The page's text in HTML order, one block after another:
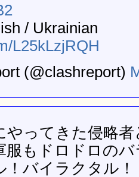
/ Ukrainian
L25kLzjRQH
(@clashreport)
やってきた侵略者
服もドロドロの
バイラクタル！